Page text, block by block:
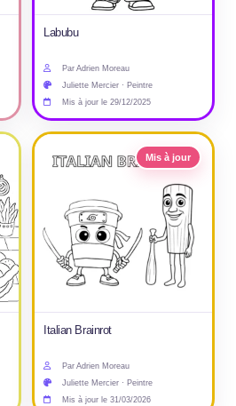
Labubu
Par Adrien Moreau
Juliette Mercier · Peintre
Mis à jour le 29/12/2025
Mis à jour
Italian Brainrot
Par Adrien Moreau
Juliette Mercier · Peintre
Mis à jour le 31/03/2026